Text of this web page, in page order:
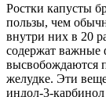
Ростки капусты
пользы, чем
внутри них в 20
содержат важные
высвобождаются
желудке. Эти
индол-3-